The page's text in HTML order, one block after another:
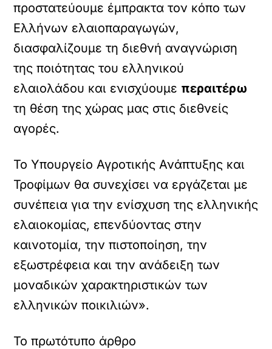
προστατεύουμε έμπρακτα τον κόπο των
Ελλήνων ελαιοπαραγωγών,
διασφαλίζουμε τη διεθνή αναγνώριση
της ποιότητας του ελληνικού
ελαιολάδου και ενισχύουμε περαιτέρω
τη θέση της χώρας μας στις διεθνείς
αγορές.
Το Υπουργείο Αγροτικής Ανάπτυξης και
Τροφίμων θα συνεχίσει να εργάζεται με
συνέπεια για την ενίσχυση της ελληνικής
ελαιοκομίας, επενδύοντας στην
καινοτομία, την πιστοποίηση, την
εξωστρέφεια και την ανάδειξη των
μοναδικών χαρακτηριστικών των
ελληνικών ποικιλιών».
Το πρωτότυπο άρθρο